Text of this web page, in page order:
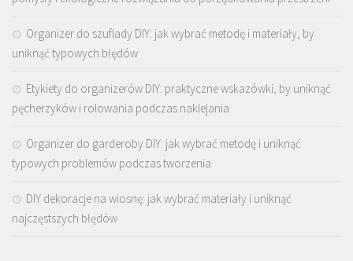
Organizer do szuflady DIY: jak wybrać metodę i materiały, by
uniknąć typowych błędów
Etykiety do organizerów DIY: praktyczne wskazówki, by uniknąć
pęcherzyków i rolowania podczas naklejania
Organizer do garderoby DIY: jak wybrać metodę i uniknąć
typowych problemów podczas tworzenia
DIY dekoracje na wiosnę: jak wybrać materiały i uniknąć
najczęstszych błędów